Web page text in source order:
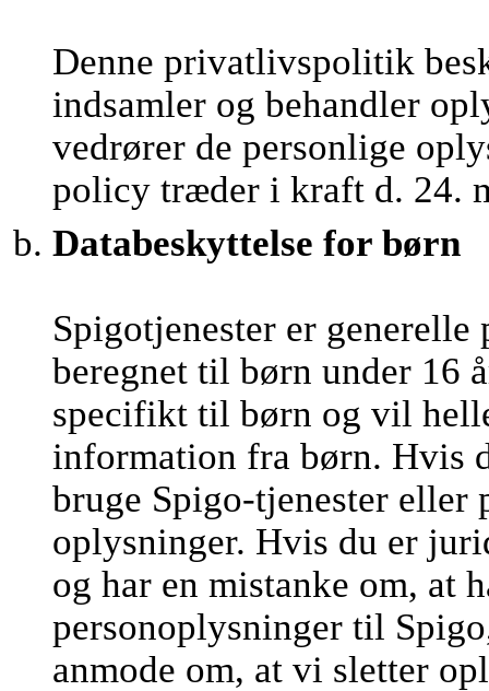
Denne privatlivspolitik
indsamler og behandler
vedrører de personlige
policy træder i kraft d. 24.
Databeskyttelse for børn
Spigotjenester er
beregnet til børn under 16
specifikt til børn og vil
information fra børn. Hvis
bruge Spigo-tjenester eller
oplysninger. Hvis du er
og har en mistanke om, at
personoplysninger til
anmode om, at vi sletter